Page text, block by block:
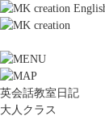
英会話教室日記
大人クラス